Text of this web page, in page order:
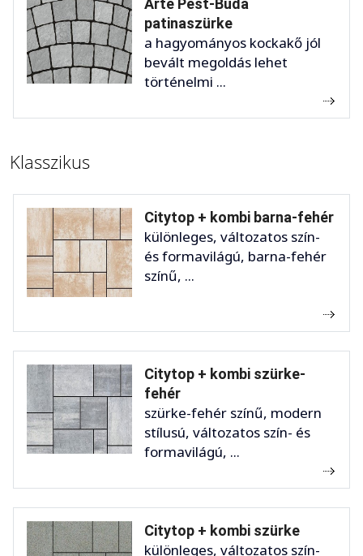
Arte Pest-Buda
patinaszürke
a hagyományos kockakő jól
bevált megoldás lehet
történelmi ...
Klasszikus
Citytop + kombi barna-fehér
különleges, változatos szín-
és formavilágú, barna-fehér
színű, ...
Citytop + kombi szürke-
fehér
szürke-fehér színű, modern
stílusú, változatos szín- és
formavilágú, ...
Citytop + kombi szürke
különleges, változatos szín-